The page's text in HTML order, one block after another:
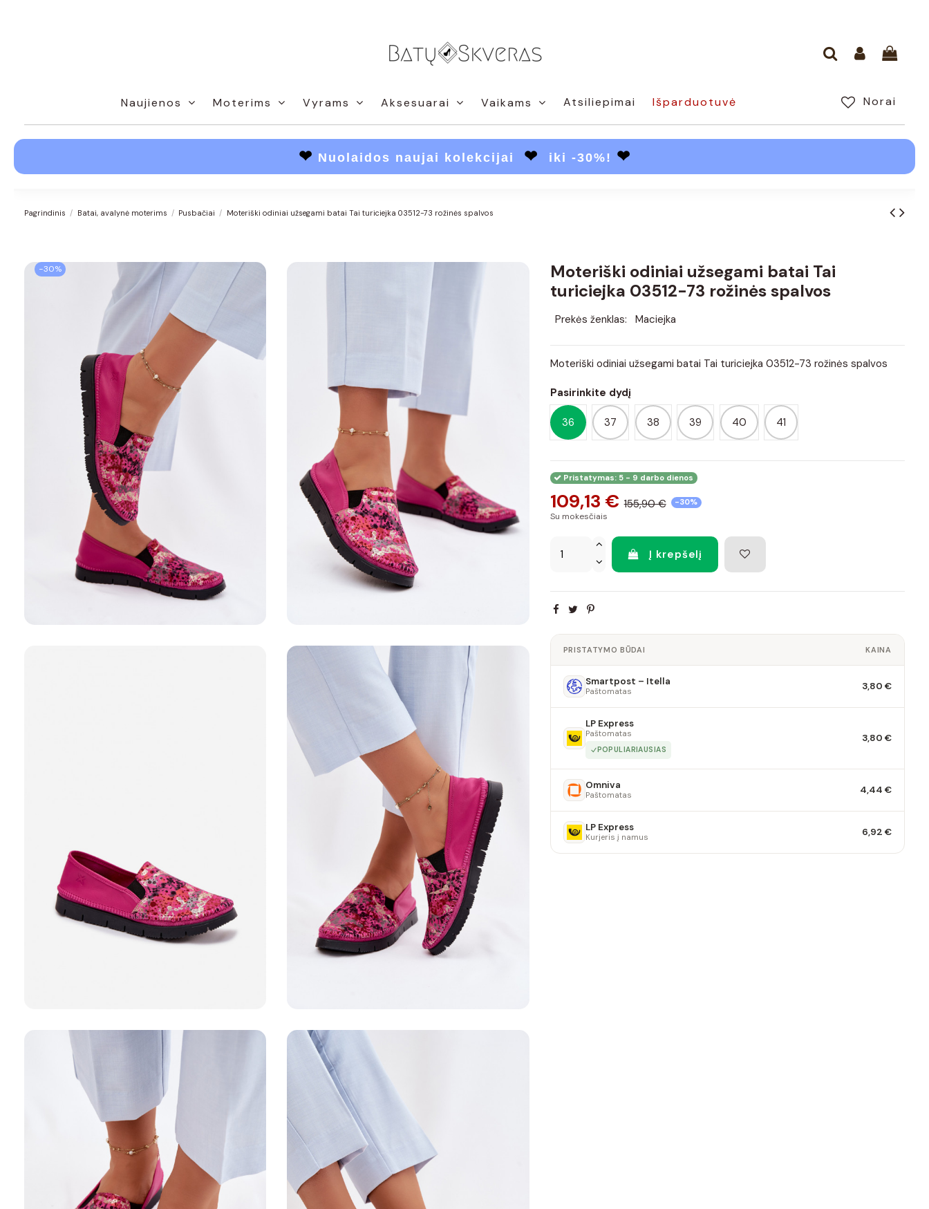
Naujienos Moterims Vyrams Aksesuarai Vaikams Atsiliepimai Norai
Išparduotuvė
❤ Nuolaidos naujai kolekcijai ❤ iki -30%! ❤
Pagrindinis Batai, avalynė moterims Pusbačiai Moteriški odiniai užsegami batai Tai turiciejka 03512-73 rožinės spalvos
−30%
Moteriški odiniai užsegami batai Tai
turiciejka 03512-73 rožinės spalvos
Prekės ženklas: Maciejka
Moteriški odiniai užsegami batai Tai turiciejka 03512-73 rožinės spalvos
Pasirinkite dydį
36 37 38 39 40 41
Pristatymas: 5 - 9 darbo dienos
109,13 € 155,90 € -30%
Su mokesčiais
Į krepšelį
PRISTATYMO BŪDAI KAINA
Smartpost – Itella
Paštomatas 3,80 €
LP Express
Paštomatas
POPULIARIAUSIAS
3,80 €
Omniva
Paštomatas 4,44 €
LP Express
Kurjeris į namus 6,92 €